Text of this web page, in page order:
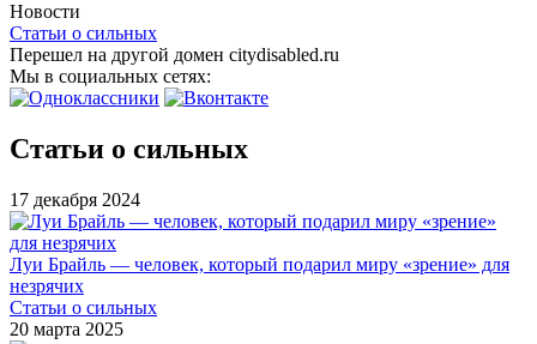
Новости
Статьи о сильных
Перешел на другой домен citydisabled.ru
Мы в социальных сетях:
Статьи о сильных
17 декабря 2024
Луи Брайль — человек, который подарил миру «зрение» для
незрячих
Статьи о сильных
20 марта 2025